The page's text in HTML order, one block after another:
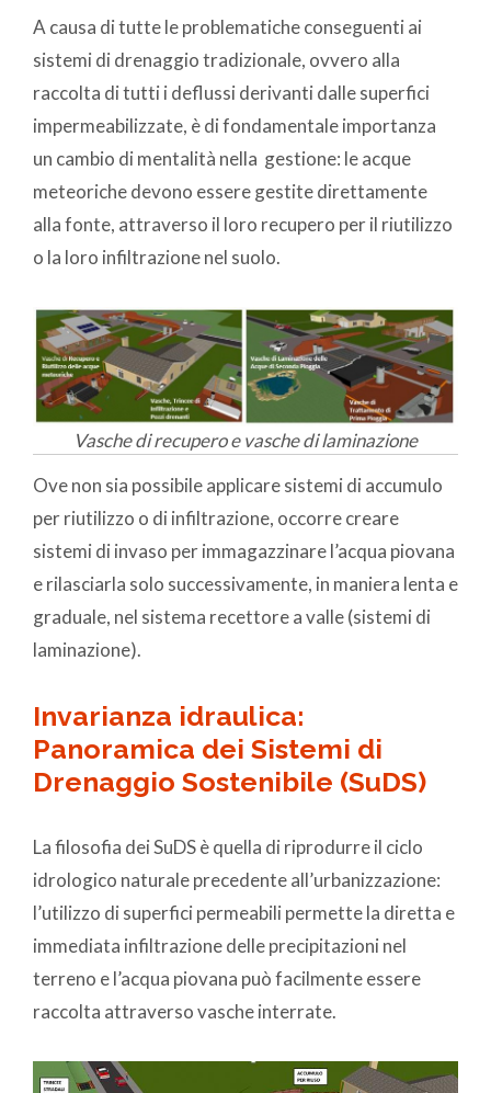
A causa di tutte le problematiche conseguenti ai
sistemi di drenaggio tradizionale, ovvero alla
raccolta di tutti i deflussi derivanti dalle superfici
impermeabilizzate, è di fondamentale importanza
un cambio di mentalità nella gestione: le acque
meteoriche devono essere gestite direttamente
alla fonte, attraverso il loro recupero per il riutilizzo
o la loro infiltrazione nel suolo.
Vasche di recupero e vasche di laminazione
Ove non sia possibile applicare sistemi di accumulo
per riutilizzo o di infiltrazione, occorre creare
sistemi di invaso per immagazzinare l’acqua piovana
e rilasciarla solo successivamente, in maniera lenta e
graduale, nel sistema recettore a valle (sistemi di
laminazione).
Invarianza idraulica:
Panoramica dei Sistemi di
Drenaggio Sostenibile (SuDS)
La filosofia dei SuDS è quella di riprodurre il ciclo
idrologico naturale precedente all’urbanizzazione:
l’utilizzo di superfici permeabili permette la diretta e
immediata infiltrazione delle precipitazioni nel
terreno e l’acqua piovana può facilmente essere
raccolta attraverso vasche interrate.